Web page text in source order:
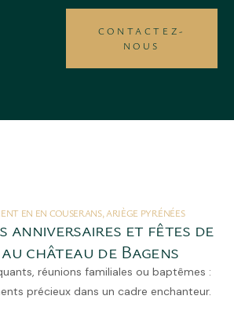
CONTACTEZ-
NOUS
EN EN COUSERANS, ARIÈGE PYRÉNÉES
anniversaires et fêtes de
château de Bagens
réunions familiales ou baptêmes :
précieux dans un cadre enchanteur.